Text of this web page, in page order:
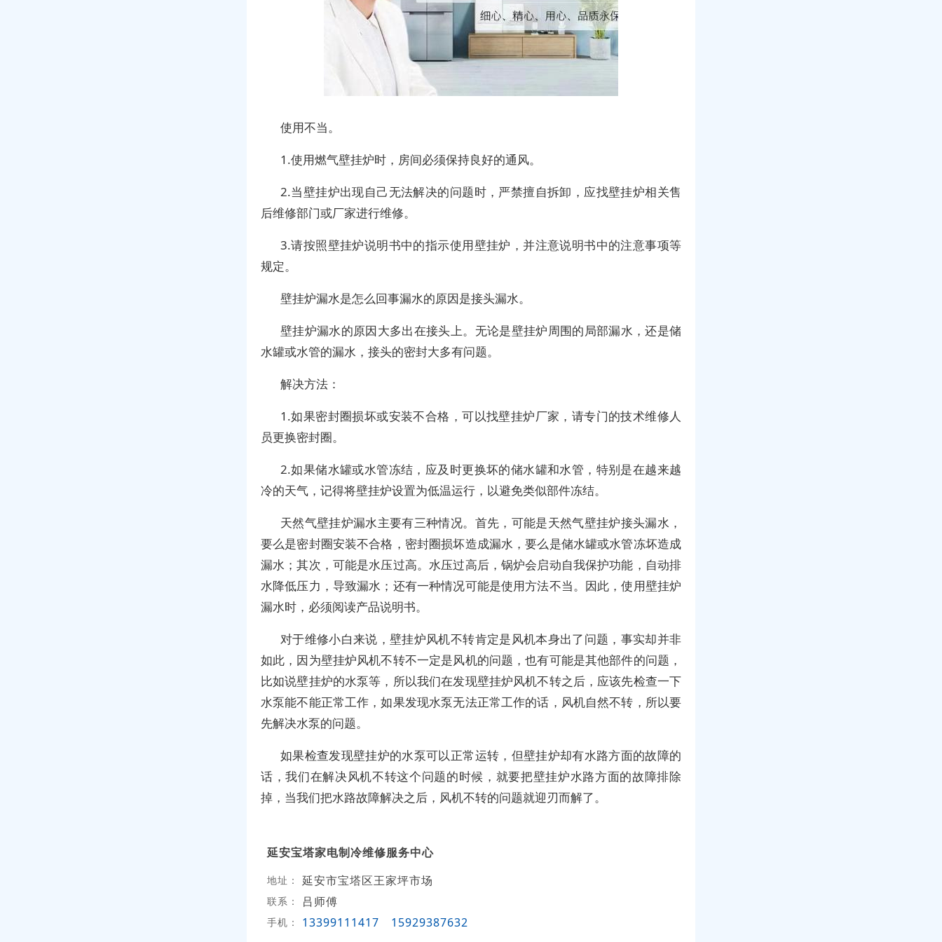
使用不当。
1.使用燃气壁挂炉时，房间必须保持良好的通风。
2.当壁挂炉出现自己无法解决的问题时，严禁擅自拆卸，应找壁挂炉相关售
后维修部门或厂家进行维修。
3.请按照壁挂炉说明书中的指示使用壁挂炉，并注意说明书中的注意事项等
规定。
壁挂炉漏水是怎么回事漏水的原因是接头漏水。
壁挂炉漏水的原因大多出在接头上。无论是壁挂炉周围的局部漏水，还是储
水罐或水管的漏水，接头的密封大多有问题。
解决方法：
1.如果密封圈损坏或安装不合格，可以找壁挂炉厂家，请专门的技术维修人
员更换密封圈。
2.如果储水罐或水管冻结，应及时更换坏的储水罐和水管，特别是在越来越
冷的天气，记得将壁挂炉设置为低温运行，以避免类似部件冻结。
天然气壁挂炉漏水主要有三种情况。首先，可能是天然气壁挂炉接头漏水，
要么是密封圈安装不合格，密封圈损坏造成漏水，要么是储水罐或水管冻坏造成
漏水；其次，可能是水压过高。水压过高后，锅炉会启动自我保护功能，自动排
水降低压力，导致漏水；还有一种情况可能是使用方法不当。因此，使用壁挂炉
漏水时，必须阅读产品说明书。
对于维修小白来说，壁挂炉风机不转肯定是风机本身出了问题，事实却并非
如此，因为壁挂炉风机不转不一定是风机的问题，也有可能是其他部件的问题，
比如说壁挂炉的水泵等，所以我们在发现壁挂炉风机不转之后，应该先检查一下
水泵能不能正常工作，如果发现水泵无法正常工作的话，风机自然不转，所以要
先解决水泵的问题。
如果检查发现壁挂炉的水泵可以正常运转，但壁挂炉却有水路方面的故障的
话，我们在解决风机不转这个问题的时候，就要把壁挂炉水路方面的故障排除
掉，当我们把水路故障解决之后，风机不转的问题就迎刃而解了。
延安宝塔家电制冷维修服务中心
地址： 延安市宝塔区王家坪市场
联系： 吕师傅
手机： 13399111417 15929387632